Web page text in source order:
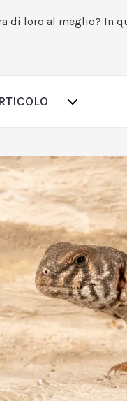
di loro al meglio? In